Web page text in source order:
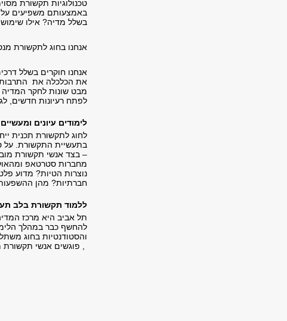
טכנולוגיות תקשורת
באמצעותם משפיעים על
בשלל מדיה? אילו
אנחנו בחוג לתקשורת
אנחנו חוקרים בשלל
את הכלכלה את התרבות
מבט שונות לחקר
לפתח רעיונות חדשים,
לימודים עיונים ומעשיים
לחוג לתקשורת תכנית
בתעשיית התקשורת. על
– בצד אנשי תקשורת
מחברות סטרטאפ
נוצרות הטיות? מדוע
חברתיות? מהן ההשפעות
ללמוד תקשורת בלב
תל אביב היא מרכז
להחשף כבר במהלך
, פוגשים אנשי תקשורת